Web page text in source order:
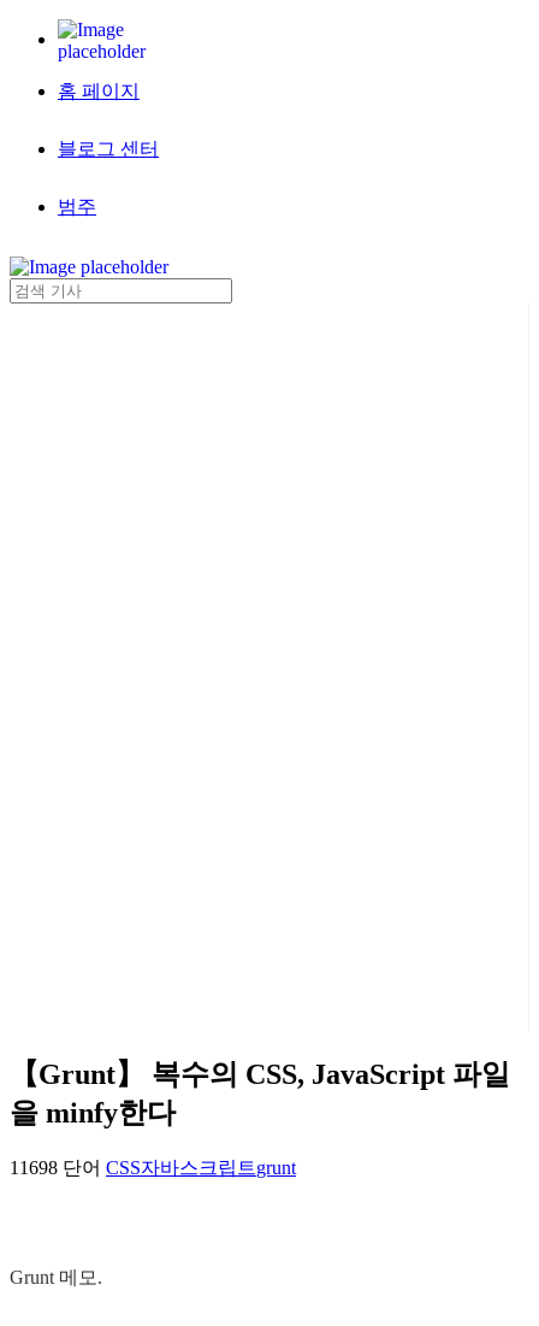
홈 페이지
블로그 센터
범주
【Grunt】 복수의 CSS, JavaScript 파일
을 minfy한다
11698 단어 CSS자바스크립트grunt
Grunt 메모.